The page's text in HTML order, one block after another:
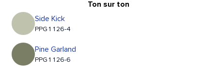
Ton sur ton
Side Kick
PPG1126-4
Pine Garland
PPG1126-6